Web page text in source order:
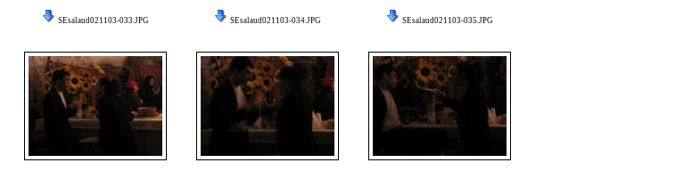
SEsalaud021103-033.JPG SEsalaud021103-034.JPG SEsalaud021103-035.JPG